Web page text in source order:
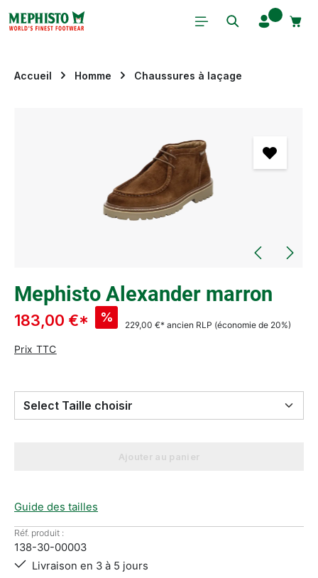
Passer au contenu principal
Accueil Homme Chaussures à laçage
Mephisto Alexander marron
183,00 €* %
229,00 €* ancien RLP (économie de 20%)
Prix TTC
Select Taille choisir
Ajouter au panier
Guide des tailles
Réf. produit :
138-30-00003
Livraison en 3 à 5 jours